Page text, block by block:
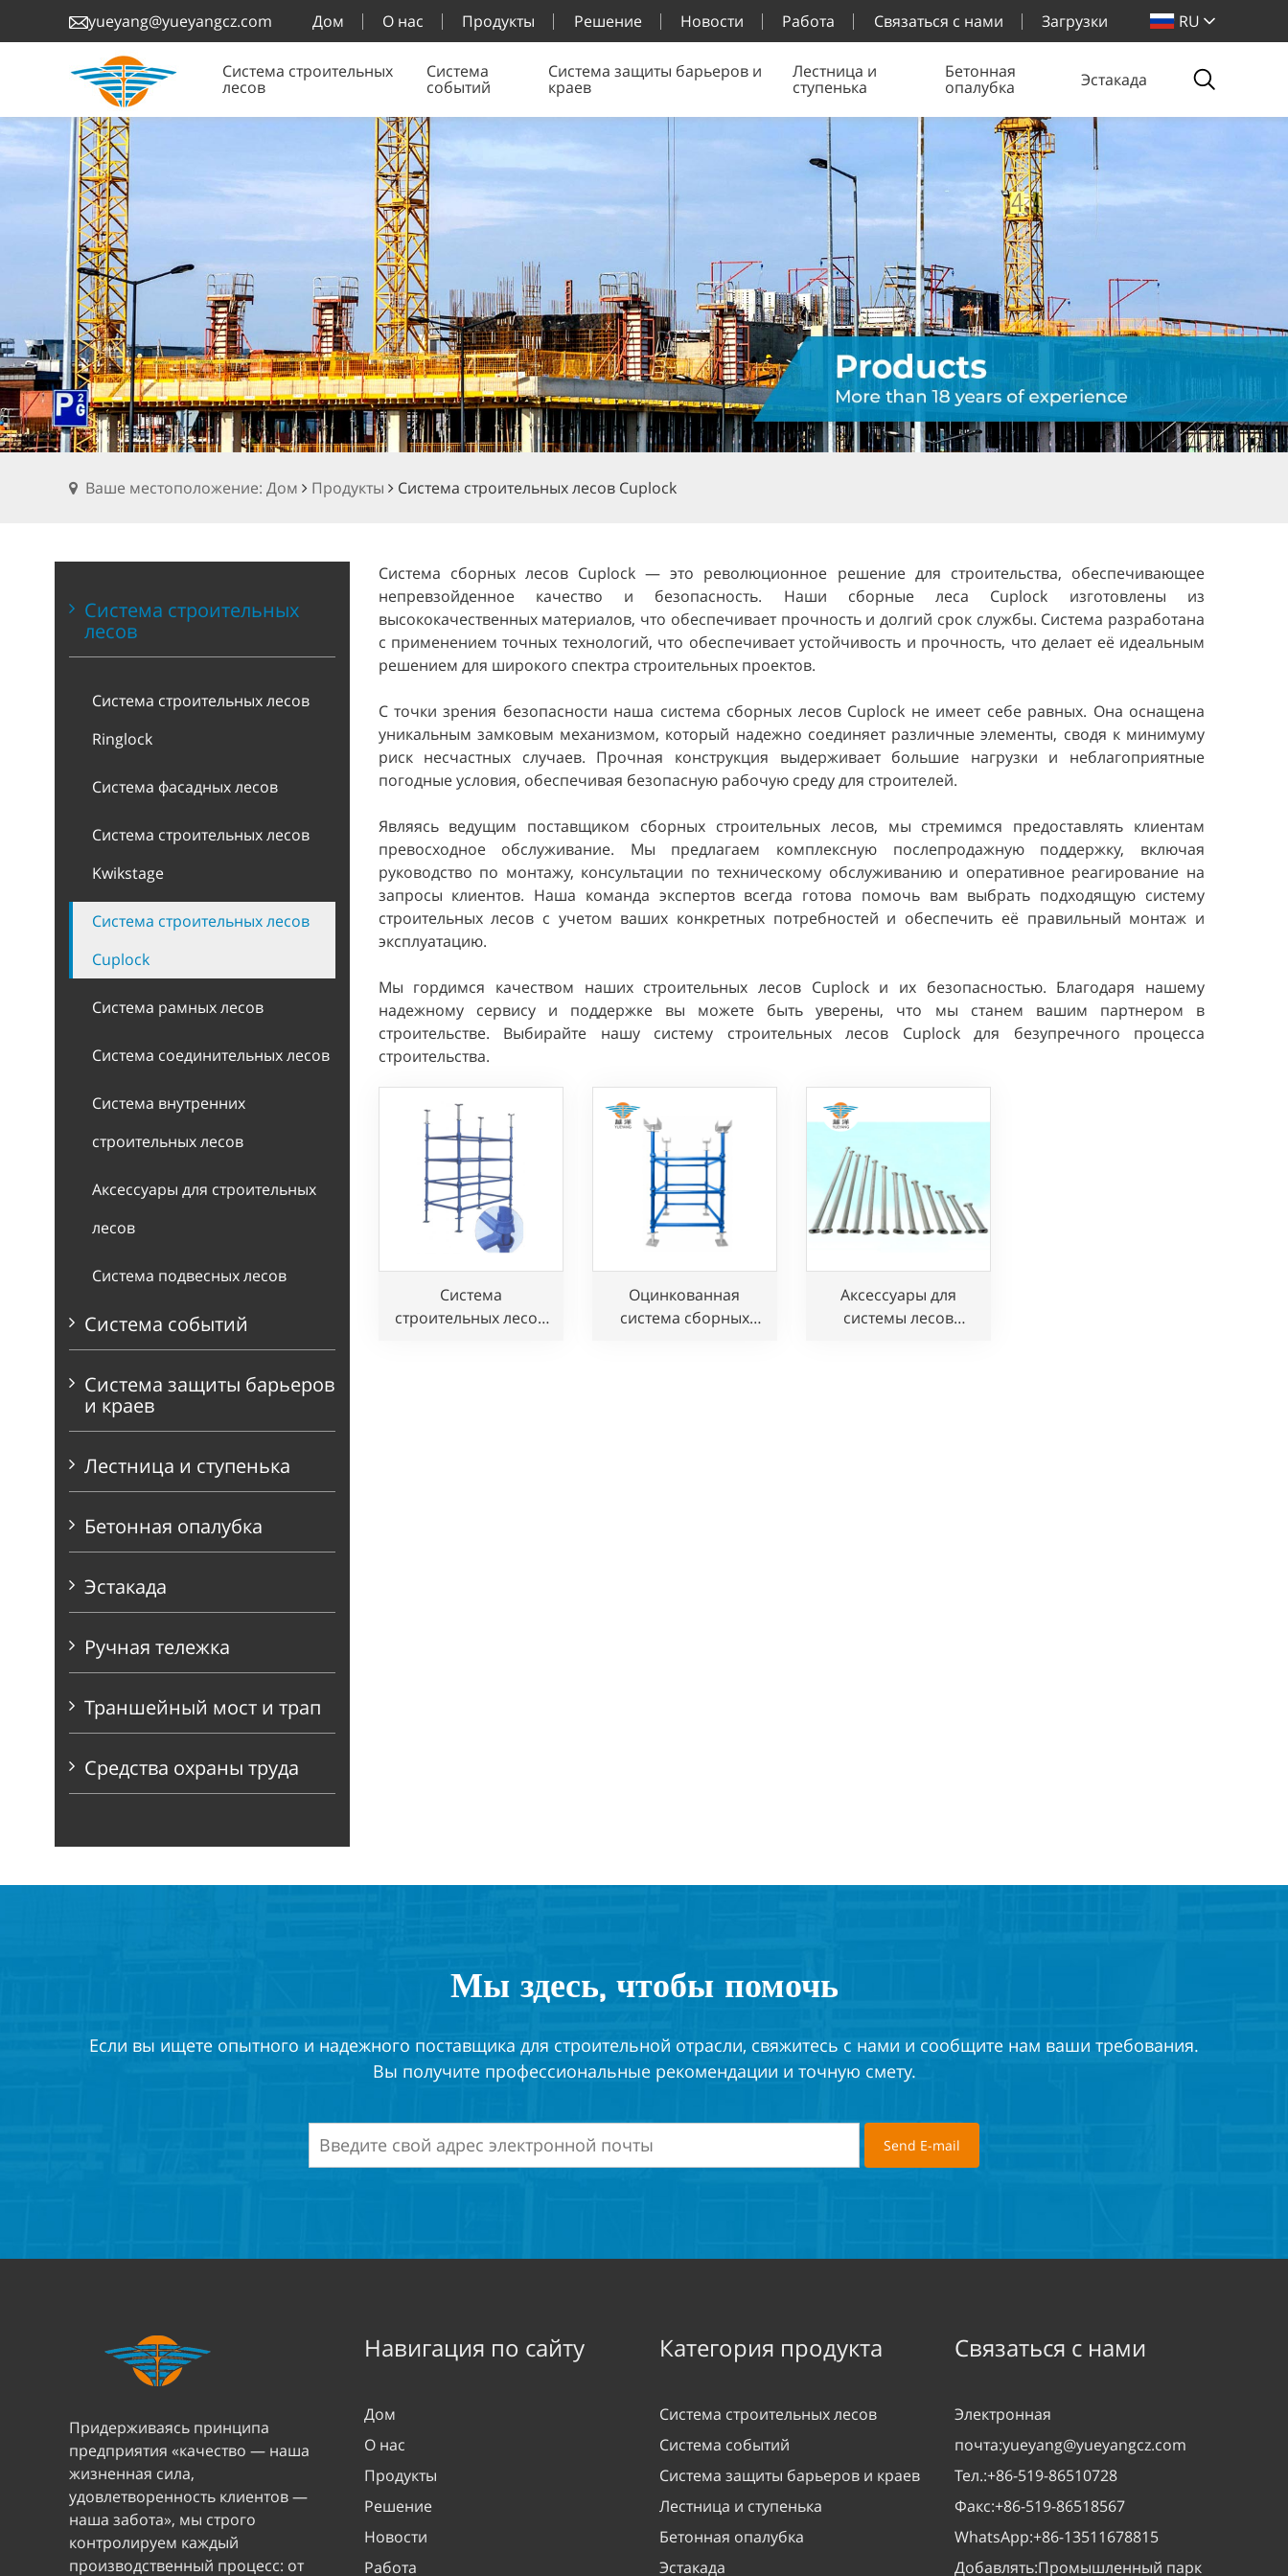
yueyang@yueyangcz.com Дом О нас Продукты Решение Новости Работа Связаться с нами Загрузки RU
Система строительных
лесов
Система
событий
Система защиты барьеров и
краев
Лестница и
ступенька
Бетонная
опалубка Эстакада
Ваше местоположение: Дом Продукты Система строительных лесов Cuplock
Система строительных
лесов
Система строительных лесов
Ringlock
Система фасадных лесов
Система строительных лесов
Kwikstage
Система строительных лесов
Cuplock
Система рамных лесов
Система соединительных лесов
Система внутренних
строительных лесов
Аксессуары для строительных
лесов
Система подвесных лесов
Система событий
Система защиты барьеров
и краев
Лестница и ступенька
Бетонная опалубка
Эстакада
Ручная тележка
Траншейный мост и трап
Средства охраны труда
Система сборных лесов Cuplock — это революционное решение для строительства, обеспечивающее
непревзойденное качество и безопасность. Наши сборные леса Cuplock изготовлены из
высококачественных материалов, что обеспечивает прочность и долгий срок службы. Система разработана
с применением точных технологий, что обеспечивает устойчивость и прочность, что делает её идеальным
решением для широкого спектра строительных проектов.
С точки зрения безопасности наша система сборных лесов Cuplock не имеет себе равных. Она оснащена
уникальным замковым механизмом, который надежно соединяет различные элементы, сводя к минимуму
риск несчастных случаев. Прочная конструкция выдерживает большие нагрузки и неблагоприятные
погодные условия, обеспечивая безопасную рабочую среду для строителей.
Являясь ведущим поставщиком сборных строительных лесов, мы стремимся предоставлять клиентам
превосходное обслуживание. Мы предлагаем комплексную послепродажную поддержку, включая
руководство по монтажу, консультации по техническому обслуживанию и оперативное реагирование на
запросы клиентов. Наша команда экспертов всегда готова помочь вам выбрать подходящую систему
строительных лесов с учетом ваших конкретных потребностей и обеспечить её правильный монтаж и
эксплуатацию.
Мы гордимся качеством наших строительных лесов Cuplock и их безопасностью. Благодаря нашему
надежному сервису и поддержке вы можете быть уверены, что мы станем вашим партнером в
строительстве. Выбирайте нашу систему строительных лесов Cuplock для безупречного процесса
строительства.
Система
строительных лесов
Оцинкованная
система сборных
Аксессуары для
системы лесов
Мы здесь, чтобы помочь
Если вы ищете опытного и надежного поставщика для строительной отрасли, свяжитесь с нами и сообщите нам ваши требования.
Вы получите профессиональные рекомендации и точную смету.
Придерживаясь принципа
предприятия «качество — наша
жизненная сила,
удовлетворенность клиентов —
наша забота», мы строго
контролируем каждый
производственный процесс: от
Навигация по сайту
Дом
О нас
Продукты
Решение
Новости
Работа
Категория продукта
Система строительных лесов
Система событий
Система защиты барьеров и краев
Лестница и ступенька
Бетонная опалубка
Эстакада
Связаться с нами
Электронная
почта:yueyang@yueyangcz.com
Тел.:+86-519-86510728
Факс:+86-519-86518567
WhatsApp:+86-13511678815
Добавлять:Промышленный парк